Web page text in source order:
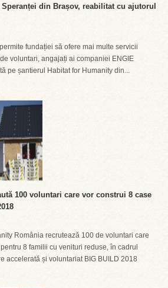
Speranței din Brașov, reabilitat cu ajutorul
fundației să ofere mai multe servicii
voluntari, angajați ai companiei ENGIE
pe șantierul Habitat for Humanity din...
100 voluntari care vor construi 8 case
România recrutează 100 de voluntari care
8 familii cu venituri reduse, în cadrul
accelerată și voluntariat BIG BUILD 2018